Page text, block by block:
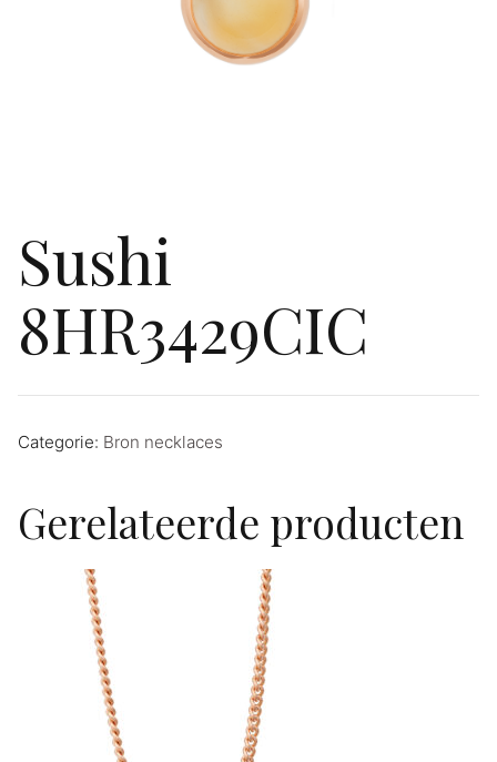
Sushi
8HR3429CIC
Categorie: Bron necklaces
Gerelateerde producten